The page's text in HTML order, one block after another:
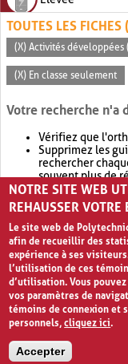
TOUTES LES FICHES
(X) Activités développées
(X) En classe seulement
Votre recherche n'a
Vérifiez que
Supprimez les
rechercher
souvent plus de
Envisagez
retournera
NOTRE SITE WEB
REHAUSSER
Le site web de
afin de recueillir des
expérience à ses
l’utilisation de ces
d’utilisation. Vous
vos paramètres de
témoins de connexion et
personnels,cliquez ici.
Accepter